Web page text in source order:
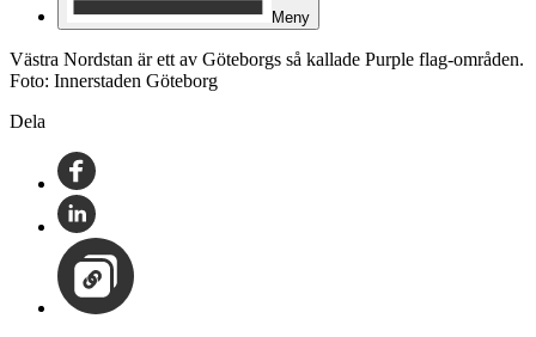
Meny
Västra Nordstan är ett av Göteborgs så kallade Purple flag-områden.
Foto: Innerstaden Göteborg
Dela